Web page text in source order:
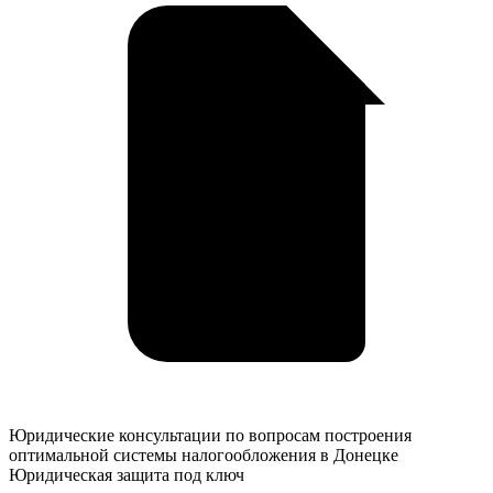
Юридические
консультации
по
Юридические консультации по вопросам построения
оптимальной системы налогообложения в Донецке
Юридическая защита под ключ